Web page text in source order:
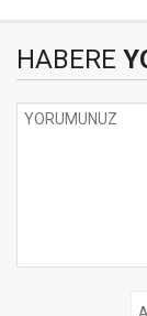
HABERE